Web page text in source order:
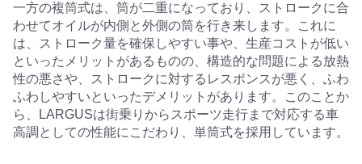
一方の複筒式は、筒が二重になっており、ストロークに合
わせてオイルが内側と外側の筒を行き来します。これに
は、ストローク量を確保しやすい事や、生産コストが低い
といったメリットがあるものの、構造的な問題による放熱
性の悪さや、ストロークに対するレスポンスが悪く、ふわ
ふわしやすいといったデメリットがあります。このことか
ら、LARGUSは街乗りからスポーツ走行まで対応する車
高調としての性能にこだわり、単筒式を採用しています。